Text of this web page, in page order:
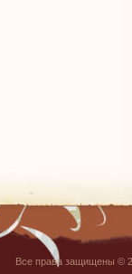
Все права защищены ©